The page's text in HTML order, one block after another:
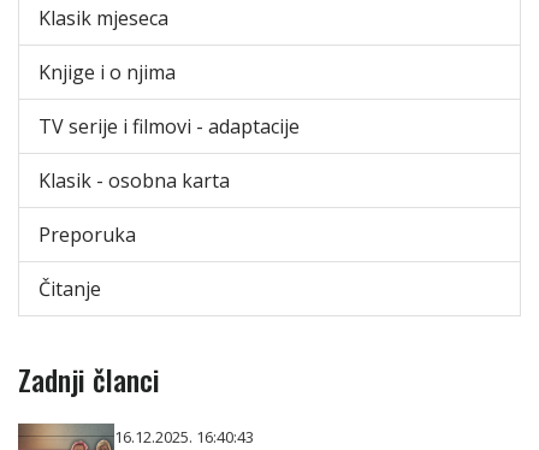
Klasik mjeseca
Knjige i o njima
TV serije i filmovi - adaptacije
Klasik - osobna karta
Preporuka
Čitanje
Zadnji članci
16.12.2025. 16:40:43